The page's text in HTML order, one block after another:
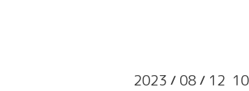
2023 / 08 / 12